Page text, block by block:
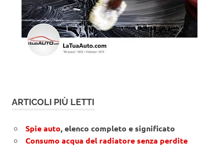
ARTICOLI PIÙ LETTI
Spie auto, elenco completo e significato
Consumo acqua del radiatore senza perdite